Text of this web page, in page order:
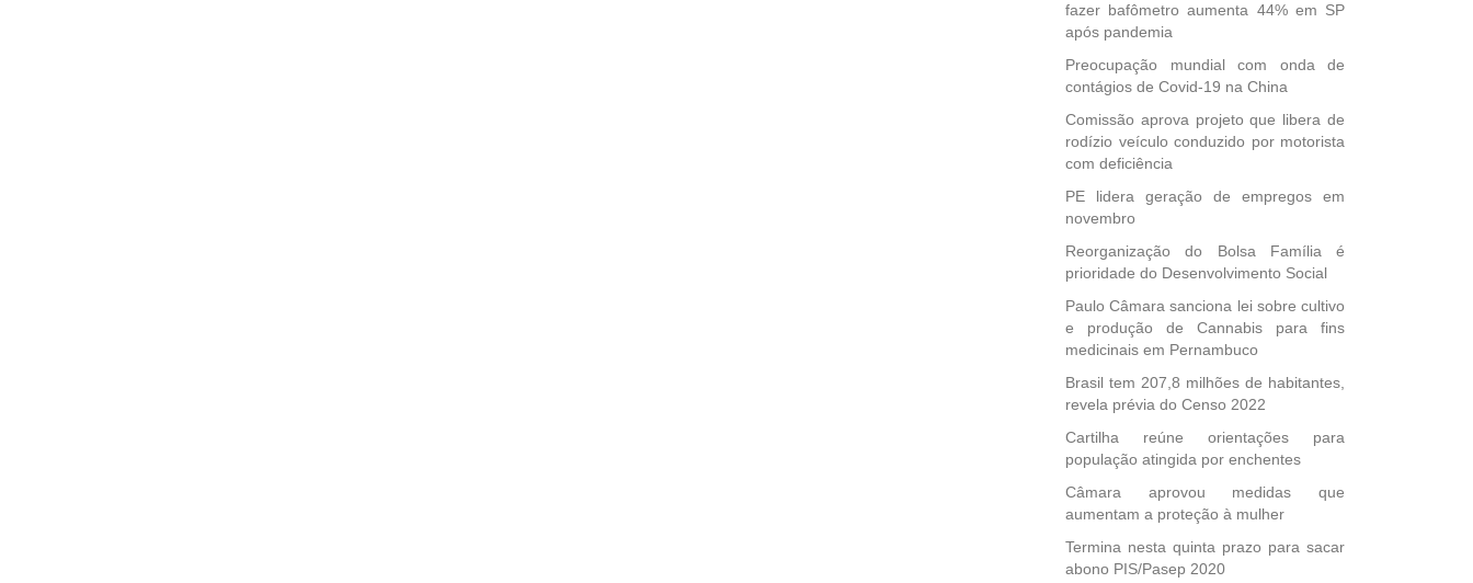
fazer bafômetro aumenta 44% em SP
após pandemia
Preocupação mundial com onda de
contágios de Covid-19 na China
Comissão aprova projeto que libera de
rodízio veículo conduzido por motorista
com deficiência
PE lidera geração de empregos em
novembro
Reorganização do Bolsa Família é
prioridade do Desenvolvimento Social
Paulo Câmara sanciona lei sobre cultivo
e produção de Cannabis para fins
medicinais em Pernambuco
Brasil tem 207,8 milhões de habitantes,
revela prévia do Censo 2022
Cartilha reúne orientações para
população atingida por enchentes
Câmara aprovou medidas que
aumentam a proteção à mulher
Termina nesta quinta prazo para sacar
abono PIS/Pasep 2020